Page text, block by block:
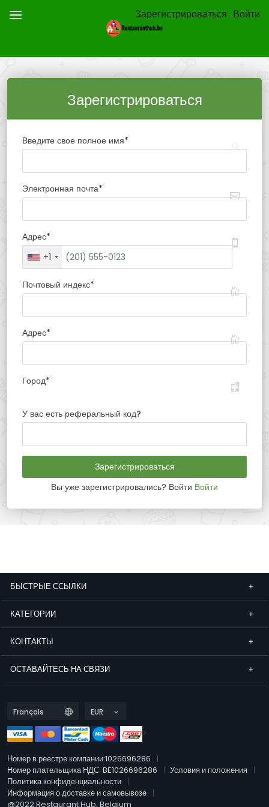
Зарегистрироваться Войти
Зарегистрироваться
Введите свое полное имя*
Электронная почта*
Адрес*
+1
Почтовый индекс*
Адрес*
Город*
У вас есть реферальный код?
Зарегистрироваться
Вы уже зарегистрировались? Войти Войти
БЫСТРЫЕ ССЫЛКИ
КАТЕГОРИИ
КОНТАКТЫ
ОСТАВАЙТЕСЬ НА СВЯЗИ
>
Номер в реестре компании:1026696286
Номер плательщика НДС: BE1026696286
Условия и положения
Политика конфиденциальности
Информация о доставке и самовывозе
@2022 Restaurant Hub, Belgium